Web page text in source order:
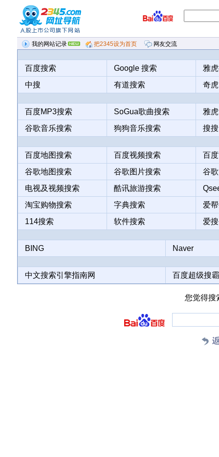
我的网站记录 把2345设为首页
网友交流
反馈建议
最近浏览记录
暂无历史浏览记录
百度搜索 Google 搜索
雅
中搜
有道搜索 奇
百度MP3搜索 SoGua歌曲搜索
雅
谷歌音乐搜索
狗狗音乐搜索 搜
百度地图搜索 百度视频搜索
百
谷歌地图搜索
谷歌图片搜索
谷
电视及视频搜索
酷讯旅游搜索
淘宝购物搜索
字典搜索
爱
114搜索
软件搜索 爱
BING Naver
中文搜索引擎指南网 百度超级搜霸
您觉得搜